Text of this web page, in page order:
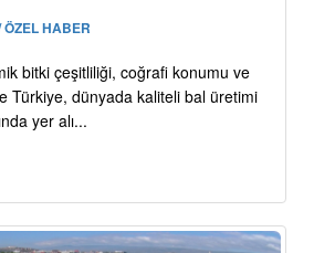
HABER
bitki çeşitliliği, coğrafi konumu ve
Türkiye, dünyada kaliteli bal üretimi
yer alı...